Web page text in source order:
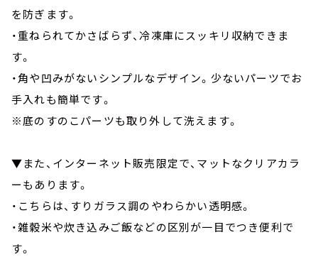
を防ぎます。
・重ねられてかさばらず、冷凍庫にスッキリ収納できま
す。
・角や凹みがないシンプルなデザイン。少ないパーツでお
手入れも簡単です。
※底のすのこパーツも取り外して洗えます。
▼また、インターネット販売限定で、マットなクリアカラ
ーもあります。
・こちらは、すりガラス調のやわらかい透明感。
・雑穀米や炊き込みご飯などの区別が一目でつき便利で
す。